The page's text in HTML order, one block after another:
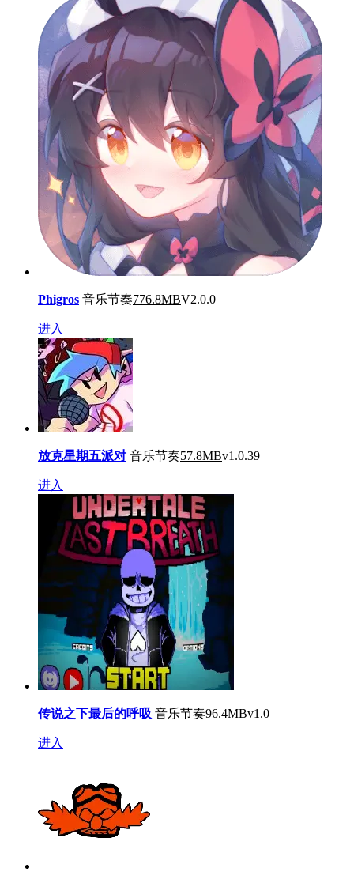
Phigros 音乐节奏776.8MBV2.0.0
进入
放克星期五派对 音乐节奏57.8MBv1.0.39
进入
传说之下最后的呼吸 音乐节奏96.4MBv1.0
进入